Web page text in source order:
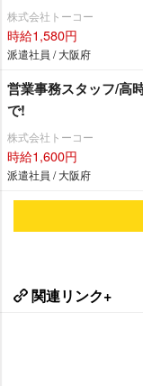
株式会社トーコー
時給1,580円
派遣社員 / 大阪府
営業事務スタッフ/高
で!
株式会社トーコー
時給1,600円
派遣社員 / 大阪府
関連リンク+